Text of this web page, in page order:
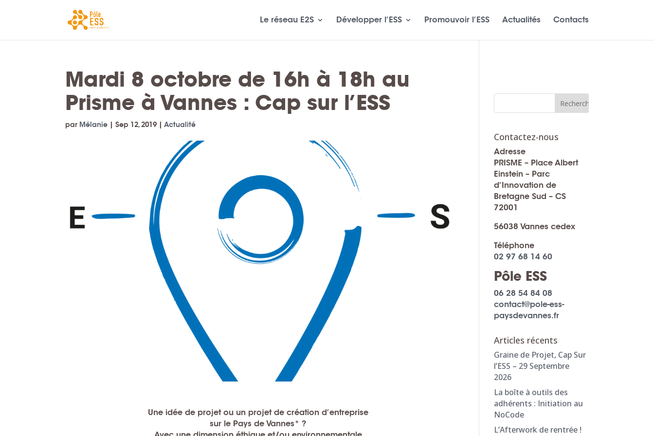
Le réseau E2S Développer l’ESS Promouvoir l’ESS Actualités Contacts
Mardi 8 octobre de 16h à 18h au
Prisme à Vannes : Cap sur l’ESS
par Mélanie |Sep 12, 2019 |Actualité
Une idée de projet ou un projet de création d’entreprise
sur le Pays de Vannes* ?
Contactez-nous
Adresse
PRISME – Place Albert
Einstein – Parc
d’Innovation de
Bretagne Sud – CS
72001
56038 Vannes cedex
Téléphone
02 97 68 14 60
Pôle ESS
06 28 54 84 08
contact@pole-ess-
paysdevannes.fr
Articles récents
Graine de Projet, Cap Sur
l’ESS – 29 Septembre
2026
La boîte à outils des
adhérents : Initiation au
NoCode
L’Afterwork de rentrée !